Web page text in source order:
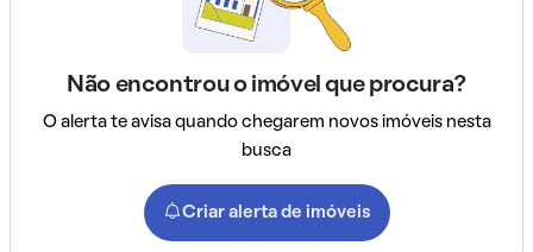
Não encontrou o imóvel que procura?
O alerta te avisa quando chegarem novos imóveis nesta
busca
Criar alerta de imóveis